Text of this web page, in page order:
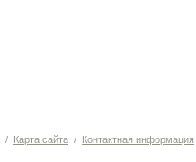
/ Карта сайта / Контактная информация